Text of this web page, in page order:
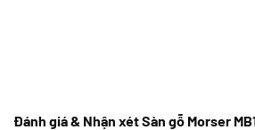
Đánh giá & Nhận xét Sàn gỗ Morser